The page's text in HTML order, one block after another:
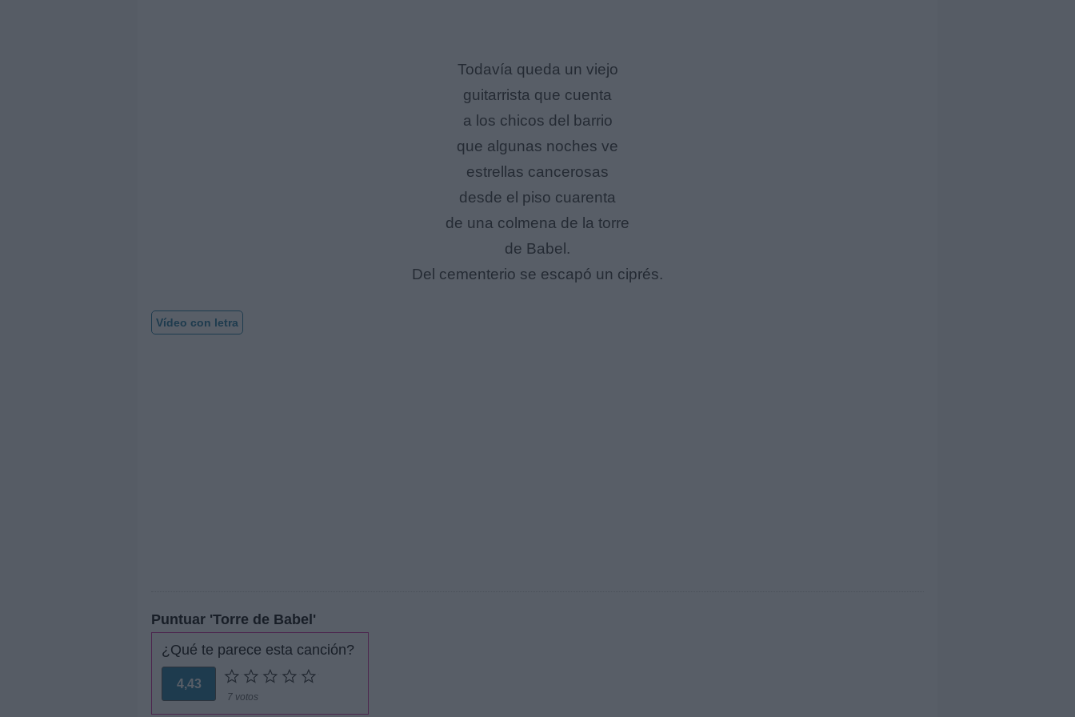
Todavía queda un viejo
guitarrista que cuenta
a los chicos del barrio
que algunas noches ve
estrellas cancerosas
desde el piso cuarenta
de una colmena de la torre
de Babel.
Del cementerio se escapó un ciprés.
Vídeo con letra
Puntuar 'Torre de Babel'
¿Qué te parece esta canción?
4,43
7 votos